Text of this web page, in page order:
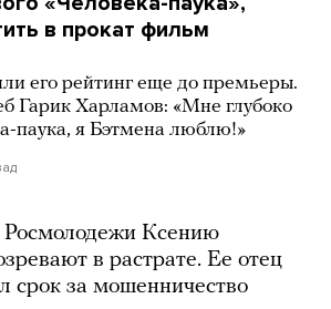
в прокат фильм
его рейтинг еще до премьеры.
Гарик Харламов: «Мне глубоко
паука, я Бэтмена люблю!»
Ксению
в растрате. Ее отец
срок за мошенничество